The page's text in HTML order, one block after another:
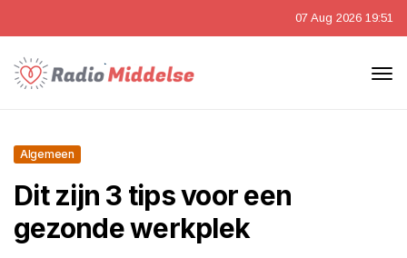
07 Aug 2026 19:51
Algemeen
Dit zijn 3 tips voor een
gezonde werkplek